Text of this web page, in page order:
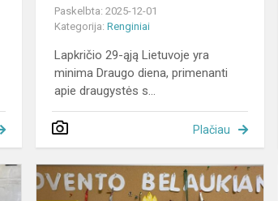
Paskelbta: 2025-12-01
Kategorija:Renginiai
Lapkričio 29-ąją Lietuvoje yra
minima Draugo diena, primenanti
apie draugystės s...
Plačiau
Edukacija
tradiciniame